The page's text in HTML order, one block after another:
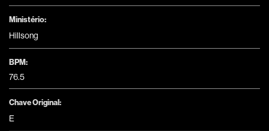
Ministério:
Hillsong
BPM:
76.5
Chave Original:
E